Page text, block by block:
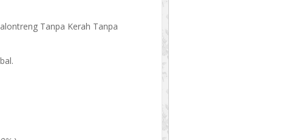
Tanpa Kerah Tanpa